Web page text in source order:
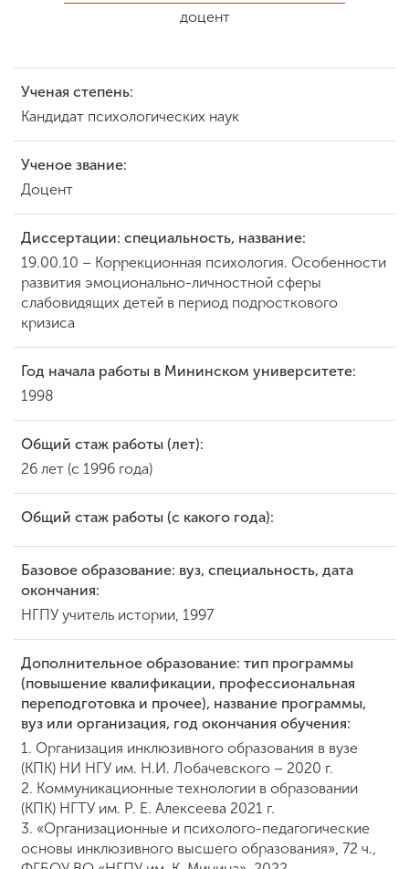
деятельность
Студенческая жизнь
Сведения об
образовательной
организации
ENG
Приемная
комиссия
+7 (831) 262-26-20
доцент
Ученая степень:
Кандидат психологических наук
Ученое звание:
Доцент
Диссертации: специальность, название:
19.00.10 – Коррекционная психология. Особенности
развития эмоционально-личностной сферы
слабовидящих детей в период подросткового
кризиса
Год начала работы в Мининском университете:
1998
Общий стаж работы (лет):
26 лет (с 1996 года)
Общий стаж работы (с какого года):
Базовое образование: вуз, специальность, дата
окончания:
НГПУ учитель истории, 1997
Дополнительное образование: тип программы
(повышение квалификации, профессиональная
переподготовка и прочее), название программы,
вуз или организация, год окончания обучения:
1. Организация инклюзивного образования в вузе
(КПК) НИ НГУ им. Н.И. Лобачевского – 2020 г.
2. Коммуникационные технологии в образовании
(КПК) НГТУ им. Р. Е. Алексеева 2021 г.
3. «Организационные и психолого-педагогические
основы инклюзивного высшего образования», 72 ч.,